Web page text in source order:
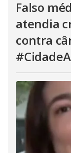
Falso
atendia
contra